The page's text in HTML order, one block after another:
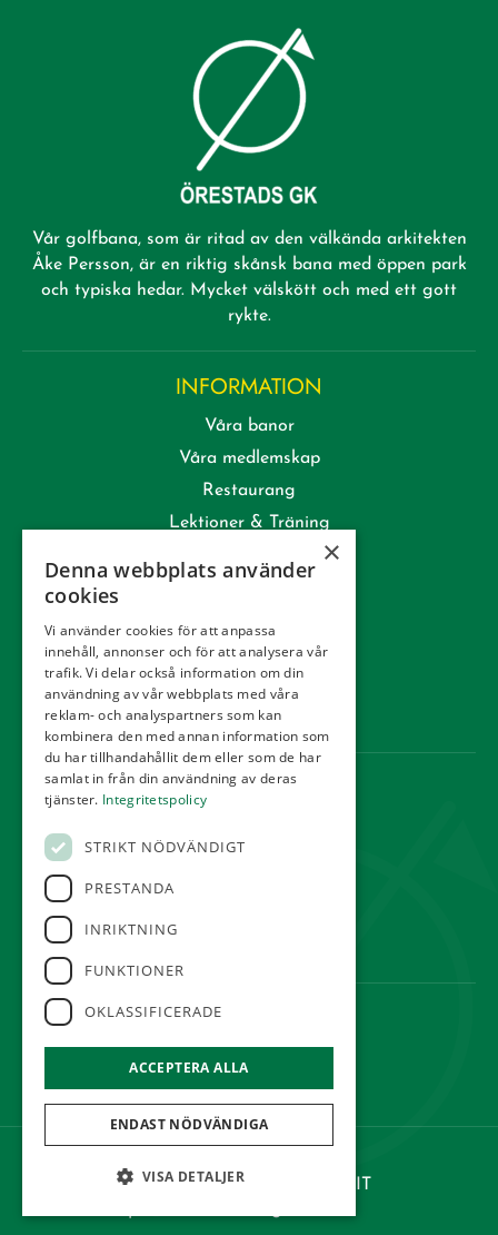
Vår golfbana, som är ritad av den välkända arkitekten
Åke Persson, är en riktig skånsk bana med öppen park
och typiska hedar. Mycket välskött och med ett gott
rykte.
INFORMATION
Våra banor
Våra medlemskap
Restaurang
Lektioner & Träning
Tävling
Integritetspolicy
Webbshop
KONTAKT
Golfvägen
FÖLJ OSS
Hemsidan levereras av Kust IT
×
Denna webbplats använder
cookies
Vi använder cookies för att anpassa
innehåll, annonser och för att analysera vår
trafik. Vi delar också information om din
användning av vår webbplats med våra
reklam- och analyspartners som kan
kombinera den med annan information som
du har tillhandahållit dem eller som de har
samlat in från din användning av deras
tjänster. Integritetspolicy
STRIKT NÖDVÄNDIGT
PRESTANDA
INRIKTNING
FUNKTIONER
OKLASSIFICERADE
ACCEPTERA ALLA
ENDAST NÖDVÄNDIGA
VISA DETALJER